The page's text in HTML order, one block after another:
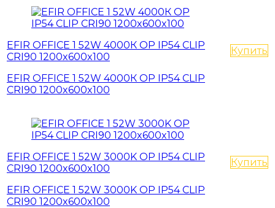
EFIR OFFICE 1 52W 4000К OP IP54 CLIP
CRI90 1200x600x100
EFIR OFFICE 1 52W 4000К OP IP54 CLIP
CRI90 1200x600x100
Купить
EFIR OFFICE 1 52W 3000K OP IP54 CLIP
CRI90 1200x600x100
EFIR OFFICE 1 52W 3000K OP IP54 CLIP
CRI90 1200x600x100
Купить